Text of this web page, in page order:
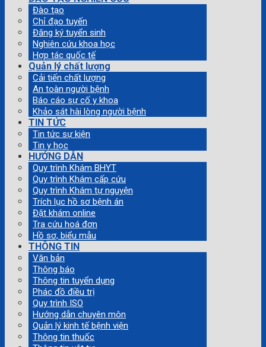
Đào tạo
Chỉ đạo tuyến
Đăng ký tuyển sinh
Nghiên cứu khoa học
Hợp tác quốc tế
Quản lý chất lượng
Cải tiến chất lượng
An toàn người bệnh
Báo cáo sự cố y khoa
Khảo sát hài lòng người bệnh
TIN TỨC
Tin tức sự kiện
Tin y học
HƯỚNG DẪN
Quy trình Khám BHYT
Quy trình Khám cấp cứu
Quy trình Khám tự nguyện
Trích lục hồ sơ bệnh án
Đặt khám online
Tra cứu hoá đơn
Hồ sơ, biểu mẫu
THÔNG TIN
Văn bản
Thông báo
Thông tin tuyển dụng
Phác đồ điều trị
Quy trình ISO
Hướng dẫn chuyên môn
Quản lý kinh tế bệnh viện
Thông tin thuốc